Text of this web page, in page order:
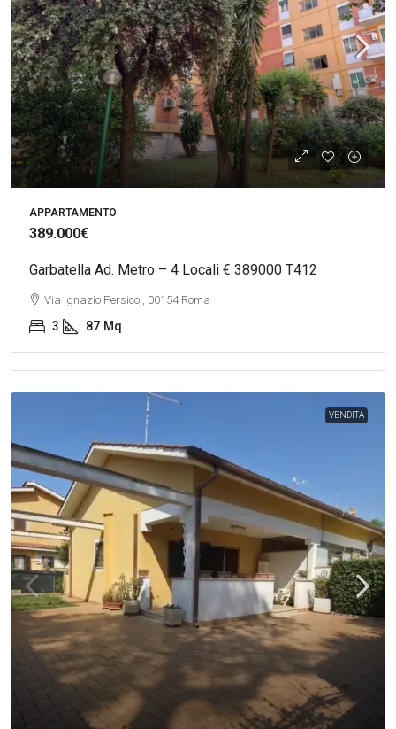
APPARTAMENTO
389.000€
Garbatella Ad. Metro – 4 Locali € 389000 T412
Via Ignazio Persico,, 00154 Roma
3 87 Mq
VENDITA